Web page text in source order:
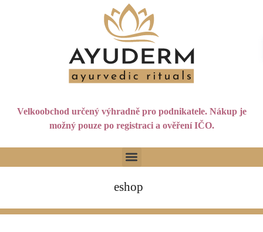
Velkoobchod určený výhradně pro podnikatele. Nákup je
možný pouze po registraci a ověření IČO.
eshop